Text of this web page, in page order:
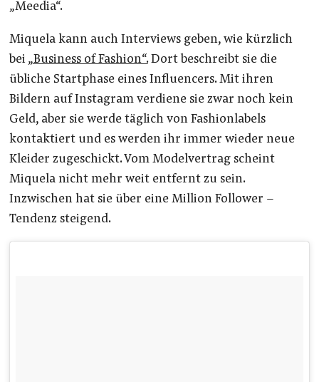
„Meedia“.
Miquela kann auch Interviews geben, wie kürzlich
bei „Business of Fashion“.Dort beschreibt sie die
übliche Startphase eines Influencers. Mit ihren
Bildern auf Instagram verdiene sie zwar noch kein
Geld, aber sie werde täglich von Fashionlabels
kontaktiert und es werden ihr immer wieder neue
Kleider zugeschickt. Vom Modelvertrag scheint
Miquela nicht mehr weit entfernt zu sein.
Inzwischen hat sie über eine Million Follower –
Tendenz steigend.